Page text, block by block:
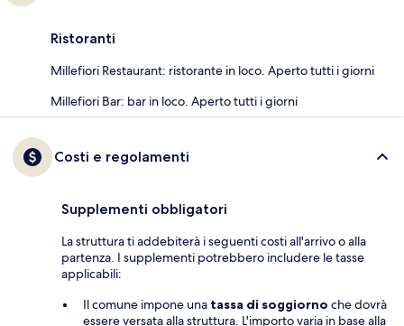
Ristoranti
Millefiori Restaurant: ristorante in loco. Aperto tutti i giorni
Millefiori Bar: bar in loco. Aperto tutti i giorni
Costi e regolamenti
Supplementi obbligatori
La struttura ti addebiterà i seguenti costi all'arrivo o alla
partenza. I supplementi potrebbero includere le tasse
applicabili:
Il comune impone una tassa di soggiorno che dovrà
essere versata alla struttura. L'importo varia in base alla